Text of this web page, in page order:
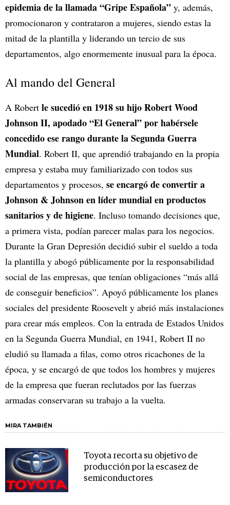
epidemia de la llamada “Gripe Española” y, además,
promocionaron y contrataron a mujeres, siendo estas la
mitad de la plantilla y liderando un tercio de sus
departamentos, algo enormemente inusual para la época.
Al mando del General
A Robert le sucedió en 1918 su hijo Robert Wood
Johnson II, apodado “El General” por habérsele
concedido ese rango durante la Segunda Guerra
Mundial. Robert II, que aprendió trabajando en la propia
empresa y estaba muy familiarizado con todos sus
departamentos y procesos, se encargó de convertir a
Johnson & Johnson en líder mundial en productos
sanitarios y de higiene. Incluso tomando decisiones que,
a primera vista, podían parecer malas para los negocios.
Durante la Gran Depresión decidió subir el sueldo a toda
la plantilla y abogó públicamente por la responsabilidad
social de las empresas, que tenían obligaciones “más allá
de conseguir beneficios”. Apoyó públicamente los planes
sociales del presidente Roosevelt y abrió más instalaciones
para crear más empleos. Con la entrada de Estados Unidos
en la Segunda Guerra Mundial, en 1941, Robert II no
eludió su llamada a filas, como otros ricachones de la
época, y se encargó de que todos los hombres y mujeres
de la empresa que fueran reclutados por las fuerzas
armadas conservaran su trabajo a la vuelta.
MIRA TAMBIÉN
Toyota recorta su objetivo de
producción por la escasez de
semiconductores